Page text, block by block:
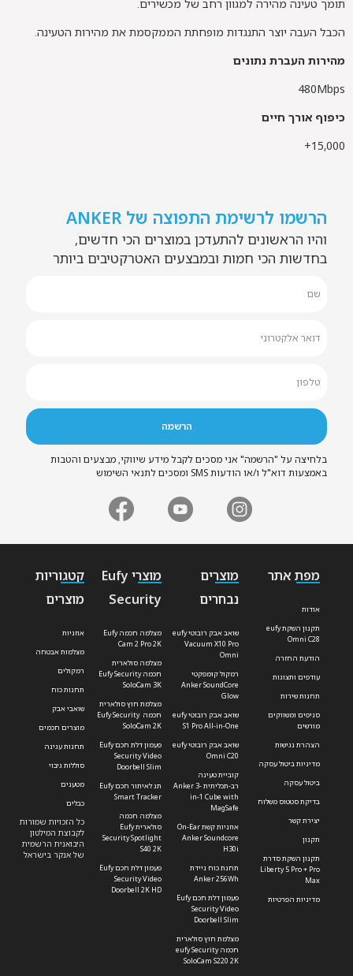
תומך טעינה מהירה למגוון רחב של מכשירים.
הכבל העבה יוצר התנגדות מופחתת הממקסמת את מהירות הטעינה.
מהירות העברת נתונים
480Mbps
כיפוף אורך חיים
15,000+
הרשמו לרשימת התפוצה של ANKER
והיו הראשונים להתעדכן במוצרים הכי חדשים,
בחדשות הכי חמות ובמבצעים האטרקטיבים ביותר
בלחיצה על "הרשמה" אני מסכים לקבל מידע שיווקי, מבצעים והטבות
באמצעות דוא"ל ו/או הודעות SMS ומסכים לתנאי השימוש
מפת אתר
אודות
תקנון השקת eufy
Omni C28
הודעת החזרה
עודפים ותצוגות
תחנות שירות
סניפים ומשווקים
מורשים
הצהרת נגישות
מדיניות ביטול עסקה
ביטול עסקה
בדיקת סטטוס משלוח
יצירת קשר
תקנון
תקנון השקת סדרת
Liberty 5 Pro + Pro
Max
מדיניות הפרטיות
מוצרים
נבחרים
שואב אבק רובוטי eufy
Vacuum X10 Pro
Omni
רמקול קומפקטי
Anker SoundCore
Glow
שואב אבק רובוטי eufy
S1 Pro All-in-One
שואב אבק רובוטי eufy
Omni C20
קוביית טעינה
רב-תכליתית Anker 3-
in-1 Cube with
MagSafe
אוזניות קשת On-Ear
Anker Soundcore
H30i
תחנת כוח ניידת
Anker 256Wh
פעמון דלת חכם Eufy
Security Video
Doorbell Slim
מצלמת חוץ סולארית
חכמה eufy Security
SoloCam S220 2K
מוצרי Eufy
Security
מצלמה חכמה Eufy
Cam 2 Pro 2K
מצלמה סולארית
חכמה Eufy Security
SoloCam 3K
מצלמת חוץ סולארית
חכמה Eufy Security
SoloCam 2K
פעמון דלת חכם Eufy
Security Video
Doorbell Slim
תג לאיתור חכם Eufy
Smart Tracker
מצלמה חכמה
סולארית Eufy
Security Spotlight
S40 2K
פעמון דלת חכם Eufy
Security Video
Doorbell 2K HD
קטגוריות
מוצרים
אוזניות
מצלמות אבטחה
רמקולים
תחנות כוח
שואבי אבק
מוצרים חכמים
תחנות עגינה
סוללות גיבוי
מטענים
כבלים
כל הזכויות שמורות
לקבוצת המילטון
היבואנית הרשמית
של אנקר בישראל